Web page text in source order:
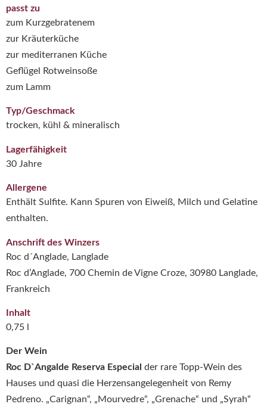
Der Wein
Roc D`Angalde Reserva Especial der rare Topp-Wein des
Hauses und quasi die Herzensangelegenheit von Remy
Pedreno. „Carignan“, „Mourvedre“, „Grenache“ und „Syrah“
passt zu
zum Kurzgebratenem
zur Kräuterküche
zur mediterranen Küche
Geflügel Rotweinsoße
zum Lamm
Typ/Geschmack
trocken, kühl & mineralisch
Lagerfähigkeit
30 Jahre
Allergene
Enthält Sulfite. Kann Spuren von Eiweiß, Milch und Gelatine
enthalten.
Anschrift des Winzers
Roc d´Anglade, Langlade
Roc d’Anglade, 700 Chemin de Vigne Croze, 30980 Langlade,
Frankreich
Inhalt
0,75 l